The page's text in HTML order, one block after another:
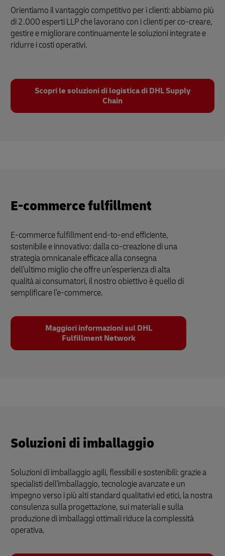
Orientiamo il vantaggio competitivo per i clienti: abbiamo più
di 2.000 esperti LLP che lavorano con i clienti per co-creare,
gestire e migliorare continuamente le soluzioni integrate e
ridurre i costi operativi.
Scopri le soluzioni di logistica di DHL Supply
Chain
E-commerce fulfillment
E-commerce fulfillment end-to-end efficiente,
sostenibile e innovativo: dalla co-creazione di una
strategia omnicanale efficace alla consegna
dell'ultimo miglio che offre un'esperienza di alta
qualità ai consumatori, il nostro obiettivo è quello di
semplificare l'e-commerce.
Maggiori informazioni sul DHL
Fulfillment Network
Soluzioni di imballaggio
Soluzioni di imballaggio agili, flessibili e sostenibili: grazie a
specialisti dell'imballaggio, tecnologie avanzate e un
impegno verso i più alti standard qualitativi ed etici, la nostra
consulenza sulla progettazione, sui materiali e sulla
produzione di imballaggi ottimali riduce la complessità
operativa.